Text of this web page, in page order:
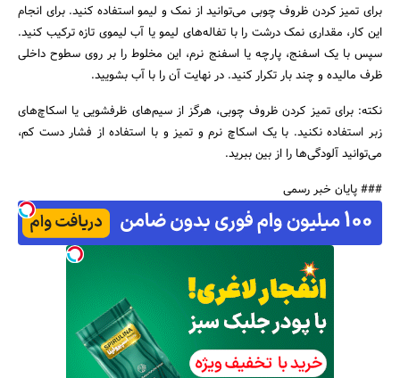
برای تمیز کردن ظروف چوبی می‌توانید از نمک و لیمو استفاده کنید. برای انجام
این کار، مقداری نمک درشت را با تفاله‌های لیمو یا آب لیموی تازه ترکیب کنید.
سپس با یک اسفنج، پارچه یا اسفنج نرم، این مخلوط را بر روی سطوح داخلی
ظرف مالید‌ه و چند بار تکرار کنید. در نهایت آن را با آب بشویید.
نکته: برای تمیز کردن ظروف چوبی، هرگز از سیم‌های ظرفشویی یا اسکاچ‌های
زبر استفاده نکنید. با یک اسکاچ نرم و تمیز و با استفاد‌ه از فشار دست کم،
می‌توانید آلودگی‌ها را از بین ببرید.
### پایان خبر رسمی